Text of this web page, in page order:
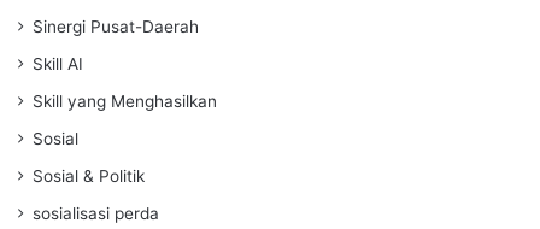
Sinergi Pusat-Daerah
Skill AI
Skill yang Menghasilkan
Sosial
Sosial & Politik
sosialisasi perda